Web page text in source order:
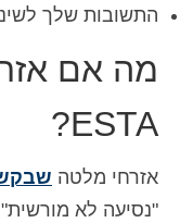
התשובות שלך
מה אם
ESTA?
אזרחי מלטה
"נסיעה לא